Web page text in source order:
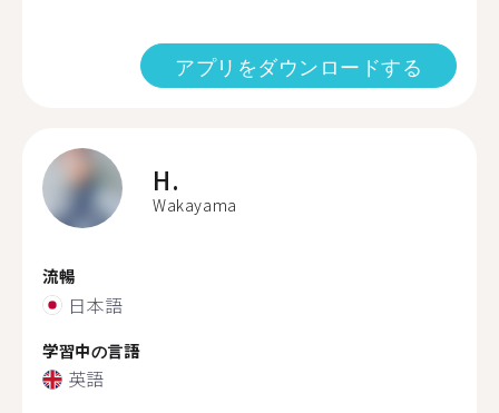
アプリをダウンロードする
H.
Wakayama
流暢
日本語
学習中の言語
英語